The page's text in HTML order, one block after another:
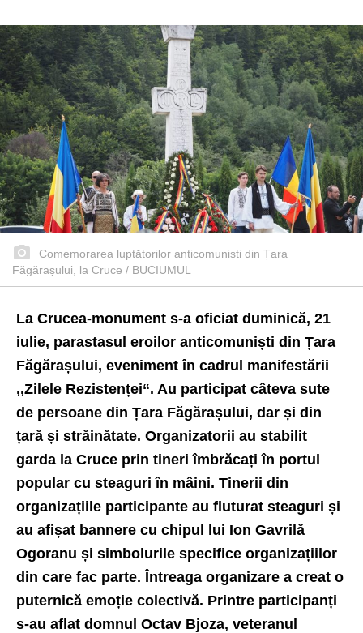
Comemorarea luptătorilor anticomuniști din Țara
Făgărașului, la Cruce / BUCIUMUL
La Crucea-monument s-a oficiat duminică, 21
iulie, parastasul eroilor anticomuniști din Țara
Făgărașului, eveniment în cadrul manifestării
,,Zilele Rezistenței“. Au participat câteva sute
de persoane din Țara Făgărașului, dar și din
țară și străinătate. Organizatorii au stabilit
garda la Cruce prin tineri îmbrăcați în portul
popular cu steaguri în mâini. Tinerii din
organizațiile participante au fluturat steaguri și
au afișat bannere cu chipul lui Ion Gavrilă
Ogoranu și simbolurile specifice organizațiilor
din care fac parte. Întreaga organizare a creat o
puternică emoție colectivă. Printre participanți
s-au aflat domnul Octav Bjoza, veteranul